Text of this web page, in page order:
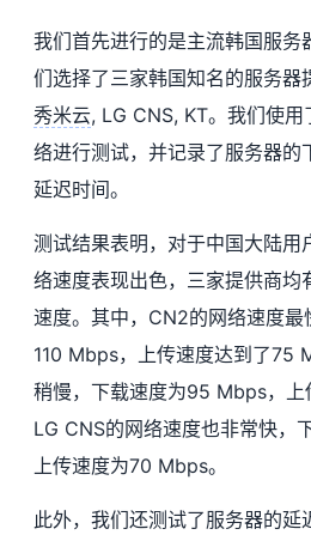
我们首先进行的是主流韩国服务
们选择了三家韩国知名的服务器
秀米云, LG CNS, KT。我们使
络进行测试，并记录了服务器的
延迟时间。
测试结果表明，对于中国大陆用
络速度表现出色，三家提供商均
速度。其中，CN2的网络速度最
110 Mbps，上传速度达到了75
稍慢，下载速度为95 Mbps，上
LG CNS的网络速度也非常快，
上传速度为70 Mbps。
此外，我们还测试了服务器的延